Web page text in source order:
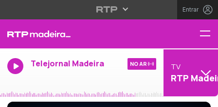
Entrar
Telejornal Madeira NO AR TV
RTP